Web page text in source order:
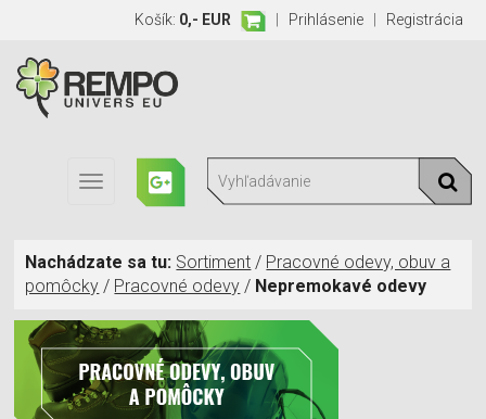
Košík: 0,- EUR | Prihlásenie| Registrácia
Toggle
navigation
Nachádzate sa tu: Sortiment / Pracovné odevy, obuv a
pomôcky / Pracovné odevy / Nepremokavé odevy